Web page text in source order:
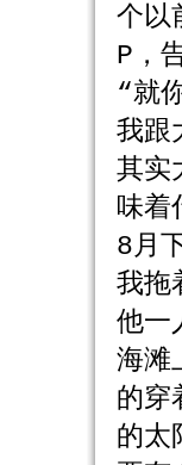
个以
P，
“就
我跟
其实
味着
8月
我拖
他一
海滩
的穿
的太